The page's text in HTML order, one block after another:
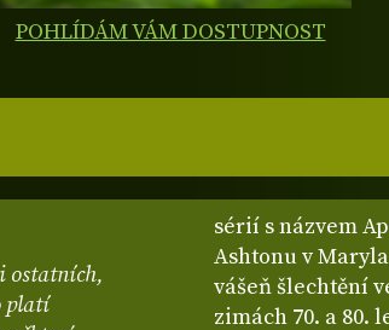
ostatních,
platí
sérií s názvem
Ashtonu v
vášeň šlechtění
zimách 70. a 80.
POHLÍDÁM VÁM DOSTUPNOST